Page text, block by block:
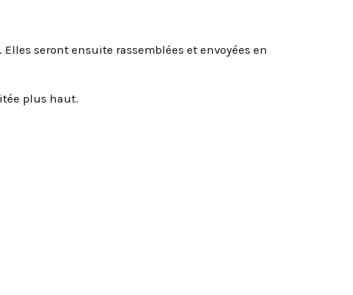
seront ensuite rassemblées et envoyées en
plus haut.